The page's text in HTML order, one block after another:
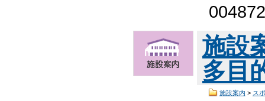
施設
多目
施設案内 > ス